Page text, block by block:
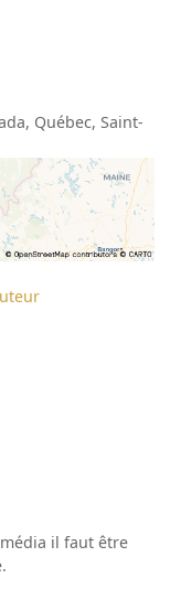
, Québec,Saint-
il faut être